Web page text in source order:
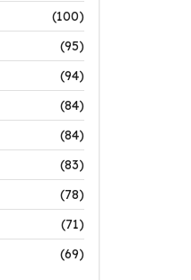
(100)
(95)
(94)
(84)
(84)
(83)
(78)
(71)
(69)